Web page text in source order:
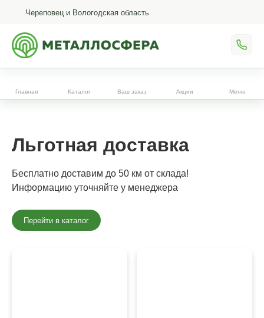
Череповец и Вологодская область
Главная Каталог Ваш заказ Акции Меню
Льготная доставка
Бесплатно доставим до 50 км от склада!
Информацию уточняйте у менеджера
Перейти в каталог